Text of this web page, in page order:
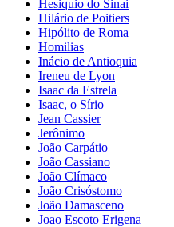
Hesiquio do Sinai
Hilário de Poitiers
Hipólito de Roma
Homilias
Inácio de Antioquia
Ireneu de Lyon
Isaac da Estrela
Isaac, o Sírio
Jean Cassier
Jerônimo
João Carpátio
João Cassiano
João Clímaco
João Crisóstomo
João Damasceno
Joao Escoto Erigena